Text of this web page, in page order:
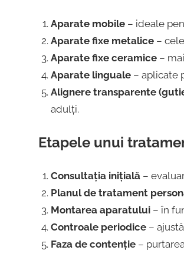
Aparate mobile– ideale
Aparate fixe metalice–
Aparate fixe ceramice–
Aparate linguale– aplicate
Alignere transparente
adulți.
Etapele unui
Consultația inițială–
Planul de tratament
Montarea aparatului– în
Controale periodice–
Faza de contenție–